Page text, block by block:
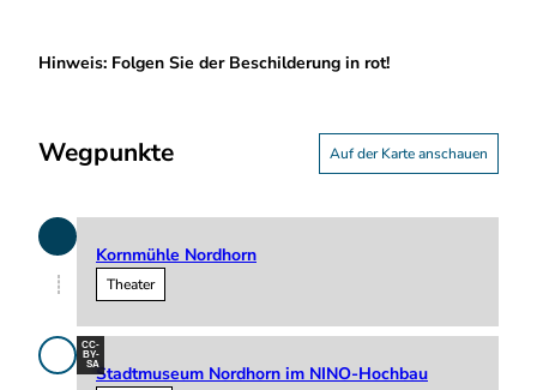
Hinweis: Folgen Sie der Beschilderung in rot!
Wegpunkte Auf der Karte anschauen
Kornmühle Nordhorn
Theater
CC-
BY-
SAStadtmuseum Nordhorn im NINO-Hochbau